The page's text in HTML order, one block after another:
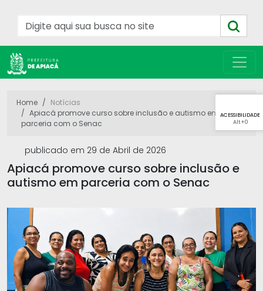
ACESSIBILIDADE
Alt+0
Home
Notícias
Apiacá promove curso sobre inclusão e autismo em
parceria com o Senac
publicado em 29 de Abril de 2026
Apiacá promove curso sobre inclusão e
autismo em parceria com o Senac